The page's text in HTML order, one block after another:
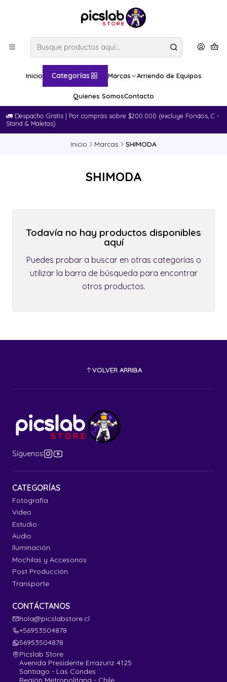
Inicio Categorías Marcas Arriendo de Equipos
Quienes SomosContacto
🚛​ Despacho Gratis | Por compras sobre $200.000 (excluye Fondos, C -
Stand & Maletas)
Inicio Marcas SHIMODA
SHIMODA
Todavía no hay productos disponibles
aquí
Puedes probar a buscar en otras categorías o
utilizar la barra de búsqueda para encontrar
otros productos.
VOLVER ARRIBA
Síguenos
CATEGORÍAS
Fotografía
Video
Estudio
Audio
Iluminación
Mochilas y Accesorios
Post Producción
Transporte
CONTÁCTANOS
hola@picslabstore.cl
+56953504878
56953504878
Picslab Store
Avenida Presidente Errazuriz 4125
Santiago - Las Condes
Región Metropolitana - Chile